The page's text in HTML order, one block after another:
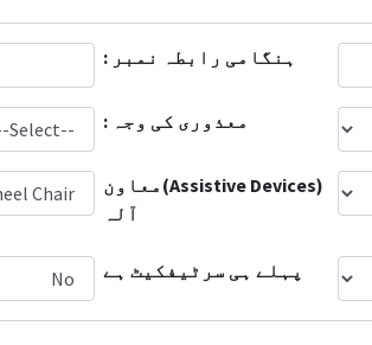
ہنگامی رابطہ نمبر :
معذوری کی وجہ :
(Assistive Devices)معاون
آلہ
پہلے ہی سرٹیفکیٹ ہے